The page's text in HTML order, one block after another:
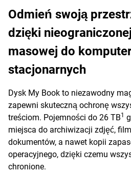
Odmień swoją
dzięki
masowej do
stacjonarnych
Dysk My Book to niezawodny
zapewni skuteczną ochronę
treściom. Pojemności do 26 TB1
miejsca do archiwizacji zdjęć,
dokumentów, a nawet kopii
operacyjnego, dzięki czemu
chronione.